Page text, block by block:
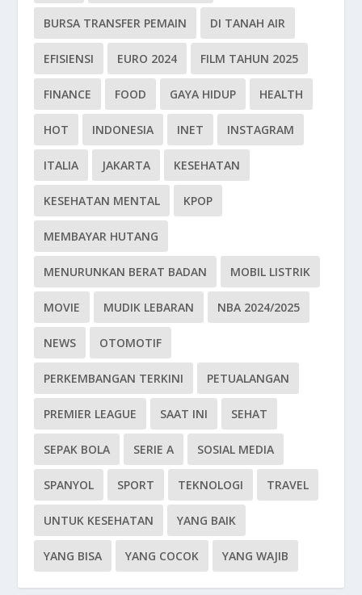
BURSA TRANSFER PEMAIN DI TANAH AIR
EFISIENSI EURO 2024 FILM TAHUN 2025
FINANCE FOOD GAYA HIDUP HEALTH
HOT INDONESIA INET INSTAGRAM
ITALIA JAKARTA KESEHATAN
KESEHATAN MENTAL KPOP
MEMBAYAR HUTANG
MENURUNKAN BERAT BADAN MOBIL LISTRIK
MOVIE MUDIK LEBARAN NBA 2024/2025
NEWS OTOMOTIF
PERKEMBANGAN TERKINI PETUALANGAN
PREMIER LEAGUE SAAT INI SEHAT
SEPAK BOLA SERIE A SOSIAL MEDIA
SPANYOL SPORT TEKNOLOGI TRAVEL
UNTUK KESEHATAN YANG BAIK
YANG BISA YANG COCOK YANG WAJIB